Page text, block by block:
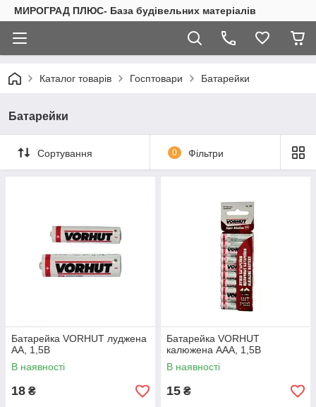
МИРОГРАД ПЛЮС- База будівельних матеріалів
Каталог товарів Госптовари Батарейки
Батарейки
Сортування 0 Фільтри
Батарейка VORHUT луджена
АА, 1,5В
В наявності
18 ₴
Батарейка VORHUT
калюжена ААА, 1,5В
В наявності
15 ₴